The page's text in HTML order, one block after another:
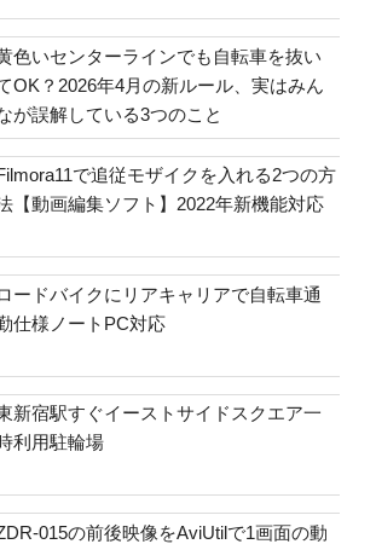
色いセンターラインでも自転車を抜い
OK？2026年4月の新ルール、実はみん
が誤解している3つのこと
で追従モザイクを入れる2つの方
【動画編集ソフト】2022年新機能対応
ードバイクにリアキャリアで自転車通
仕様ノートPC対応
新宿駅すぐイーストサイドスクエア一
利用駐輪場
015の前後映像をAviUtilで1画面の動